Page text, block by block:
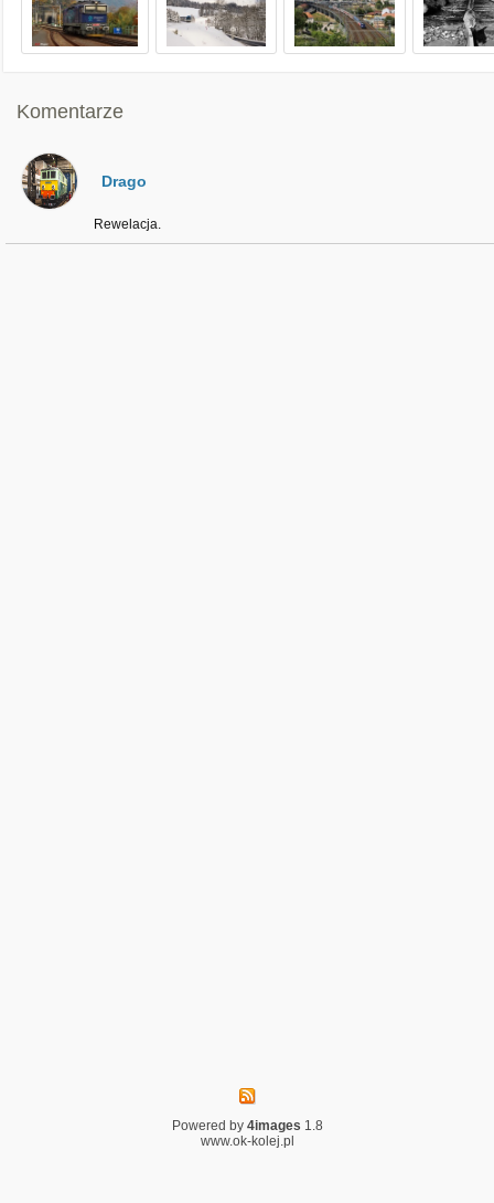
Komentarze
Drago
Rewelacja.
Powered by 4images 1.8
www.ok-kolej.pl